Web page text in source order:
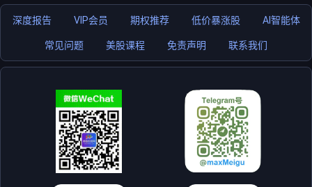
深度报告 VIP会员 期权推荐 低价暴涨股 AI智能体
常见问题 美股课程 免责声明 联系我们